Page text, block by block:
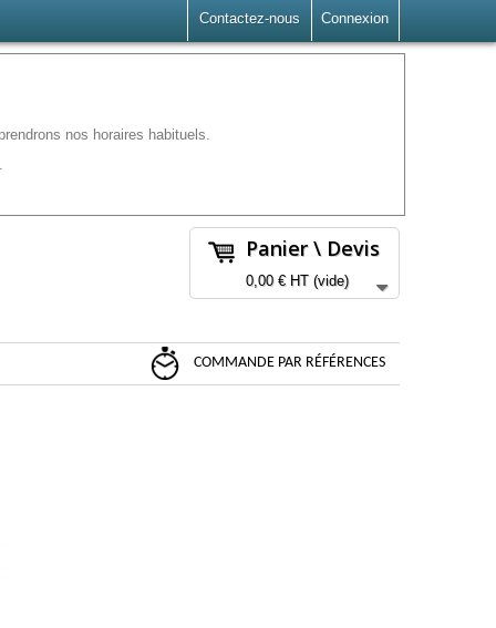
Connexion
Contactez-nous
nos horaires habituels.
Panier \ Devis
0,00 €HT (vide)
COMMANDE PAR RÉFÉRENCES